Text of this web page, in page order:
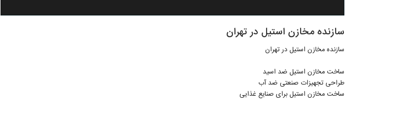
سازنده مخازن استیل در تهران
سازنده مخازن استیل در تهران
ساخت مخازن استیل ضد اسید
طراحی تجهیزات صنعتی ضد آب
ساخت مخازن استیل برای صنایع غذایی